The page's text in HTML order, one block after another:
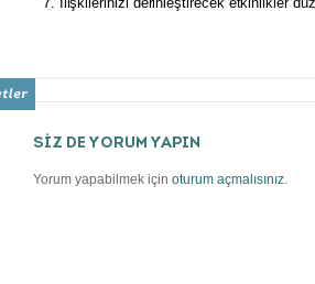
SİZ DE YORUM YAPIN
Yorum yapabilmek için oturum açmalısınız.